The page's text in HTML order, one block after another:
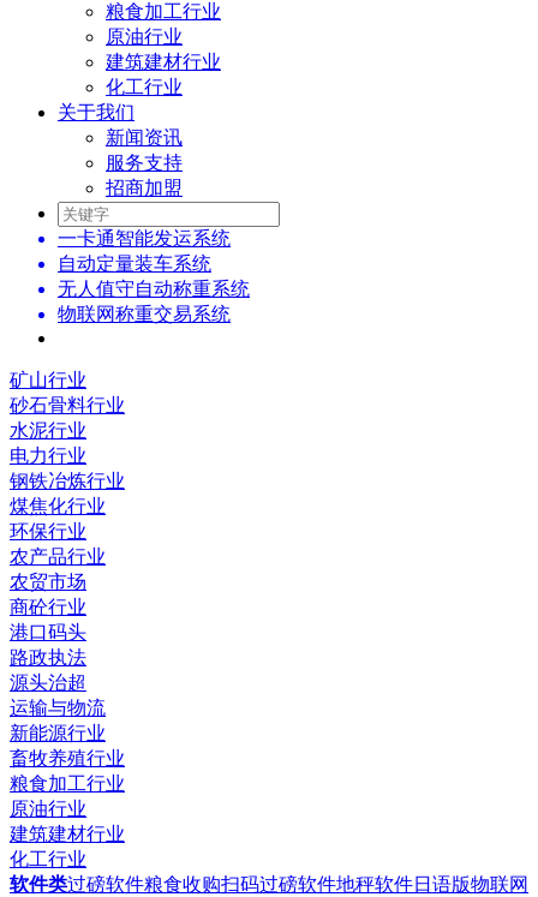
粮食加工行业
原油行业
建筑建材行业
化工行业
关于我们
新闻资讯
服务支持
招商加盟
一卡通智能发运系统
自动定量装车系统
无人值守自动称重系统
物联网称重交易系统
矿山行业
砂石骨料行业
水泥行业
电力行业
钢铁冶炼行业
煤焦化行业
环保行业
农产品行业
农贸市场
商砼行业
港口码头
路政执法
源头治超
运输与物流
新能源行业
畜牧养殖行业
粮食加工行业
原油行业
建筑建材行业
化工行业
软件类过磅软件粮食收购扫码过磅软件地秤软件日语版物联网